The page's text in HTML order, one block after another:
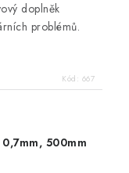
doplněk
problémů.
Kód: 667
500mm